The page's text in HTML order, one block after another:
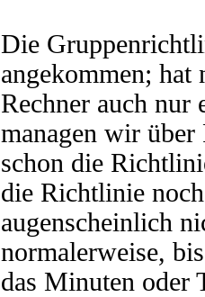
Die
angekommen; hat
Rechner auch
managen wir über
schon die
die Richtlinie
augenscheinlich
normalerweise,
das Minuten oder